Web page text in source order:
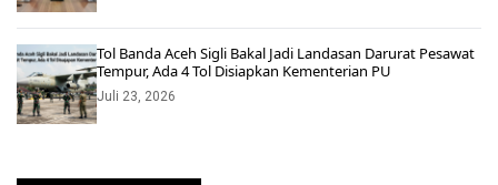
Tol Banda Aceh Sigli Bakal Jadi Landasan Darurat Pesawat
Tempur, Ada 4 Tol Disiapkan Kementerian PU
Juli 23, 2026